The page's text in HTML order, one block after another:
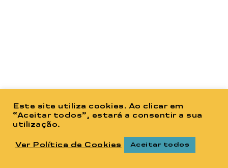
Este site utiliza cookies. Ao clicar em
“Aceitar todos”, estará a consentir a sua
utilização.
Ver Política de Cookies Aceitar todos